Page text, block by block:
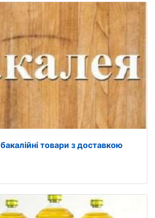
товари з доставкою